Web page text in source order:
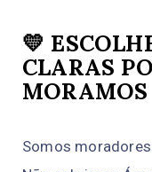
💛
CLARAS
MORAMOS
Somos